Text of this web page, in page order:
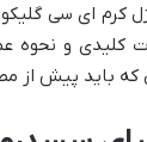
کرم ای سی
کلیدی و نحوه
که باید پیش از